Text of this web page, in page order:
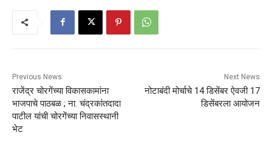
Previous News
राजेंद्र चोरगेंच्या विकासकामांना
भाजपाचे पाठबळ ; ना. चंद्रकांतदादा
पाटील यांची चोरगेंच्या निवासस्थानी
भेट
Next News
नोटाबंदी मोर्चाचे 14 डिसेंबर ऐवजी 17
डिसेंबरला आयोजन